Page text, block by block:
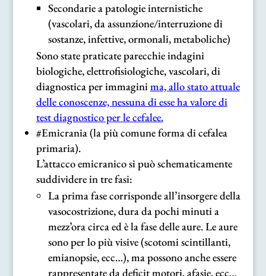
Secondarie a patologie internistiche
(vascolari, da assunzione/interruzione di
sostanze, infettive, ormonali, metaboliche)
Sono state praticate parecchie indagini
biologiche, elettrofisiologiche, vascolari, di
diagnostica per immaginima, allo stato attuale
delle conoscenze, nessuna di esse ha valore di
test diagnostico per le cefalee.
#Emicrania (la più comune forma di cefalea
primaria).
L’attacco emicranico si può schematicamente
suddividere in tre fasi:
La prima fase corrisponde all’insorgere della
vasocostrizione, dura da pochi minuti a
mezz’ora circa ed è la fase delle aure. Le aure
sono per lo più visive (scotomi scintillanti,
emianopsie, ecc…), ma possono anche essere
rappresentate da deficit motori, afasie, ecc…